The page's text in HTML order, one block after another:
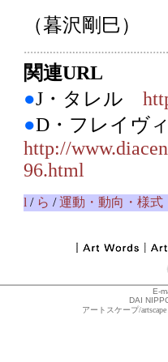
（暮沢剛巳）
関連URL
●J・タレル
●D・フレイ
http://
96.html
l / ら /運動・動向・様式
E-
DAI
アートスケープ/